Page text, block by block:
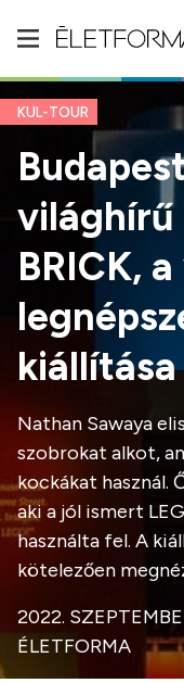
KUL-TOUR
világhírű
BRICK,
kiállítása
Nathan Sawaya
szobrokat alkot,
kockákat használ.
aki a jól ismert
használta fel. A
kötelezően
2022.
ÉLETFORMA